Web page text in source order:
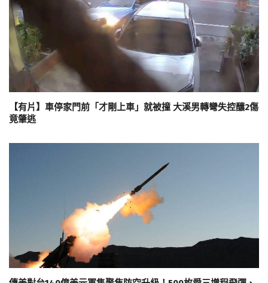
【有片】車停家門前「才剛上車」就被撞 大溪男轉彎失控釀2傷
竟肇逃